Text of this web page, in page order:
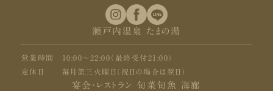
瀬戸内温泉 たまの湯
営業時間
10:00〜22:00（最終受付21:00）
定休日
毎月第三火曜日（祝日の場合は翌日）
宴会・レストラン 旬菜旬魚 海廊